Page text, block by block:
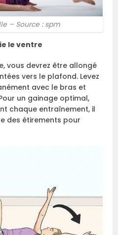
– Source : spm
le ventre
vous devrez être allongé
vers le plafond. Levez
avec le bras et
un gainage optimal,
chaque entraînement, il
des étirements pour